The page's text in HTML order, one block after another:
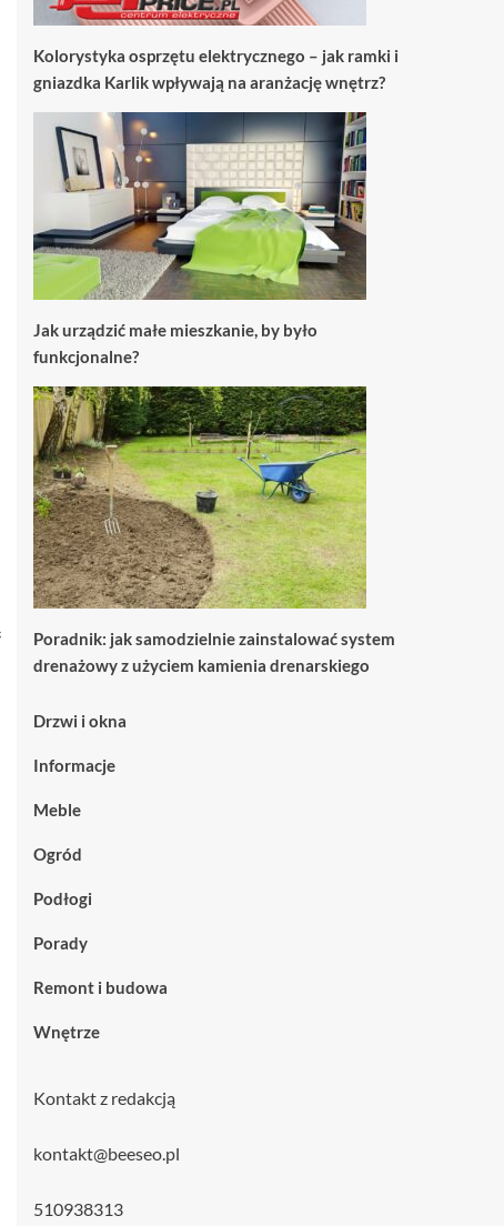
Kolorystyka osprzętu elektrycznego – jak ramki i
gniazdka Karlik wpływają na aranżację wnętrz?
Jak urządzić małe mieszkanie, by było
funkcjonalne?
Poradnik: jak samodzielnie zainstalować system
drenażowy z użyciem kamienia drenarskiego
Drzwi i okna
Informacje
Meble
Ogród
Podłogi
Porady
Remont i budowa
Wnętrze
Kontakt z redakcją
kontakt@beeseo.pl
510938313